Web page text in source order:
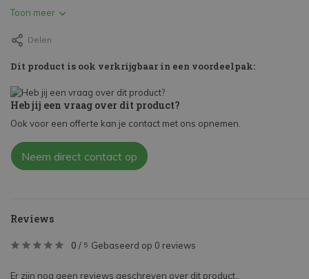
Toon meer
Delen
Dit product is ook verkrijgbaar in een voordeelpak:
Heb jij een vraag over dit product?
Ook voor een offerte kan je contact met ons opnemen.
Neem direct contact op
Reviews
0 / 5 Gebaseerd op 0 reviews
Er zijn nog geen reviews geschreven over dit product..